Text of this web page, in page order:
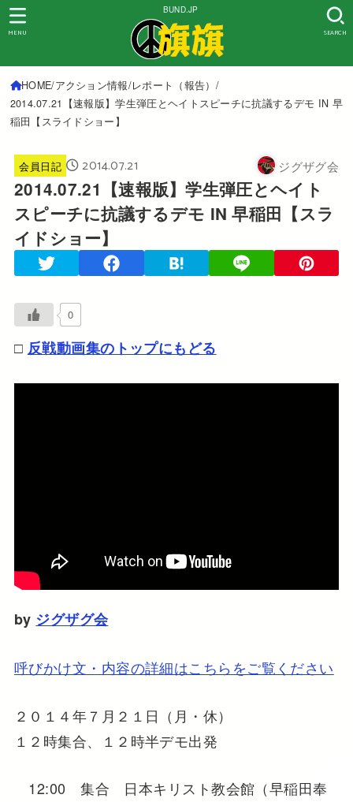
BUND.JP
SEARCH
MENU
HOME アクション情報 レポート（報告）
2014.07.21【速報版】学生弾圧とヘイトスピーチに抗議するデモ IN 早
稲田【スライドショー】
会員日記 2014.07.21 ジグザグ会
2014.07.21【速報版】学生弾圧とヘイト
スピーチに抗議するデモ IN 早稲田【スラ
イドショー】
0
□ 反戦動画集のトップにもどる
by ジグザグ会
呼びかけ文・内容の詳細はこちらをご覧ください
２０１４年７月２１日（月・休）
１２時集合、１２時半デモ出発
12:00 集合 日本キリスト教会館（早稲田奉